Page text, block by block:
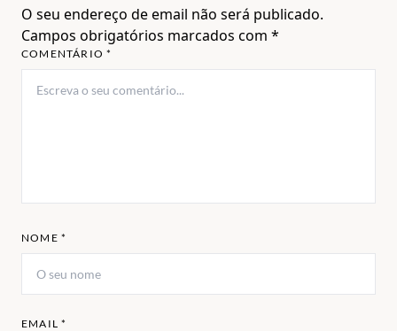
O seu endereço de email não será publicado.
Campos obrigatórios marcados com *
COMENTÁRIO *
NOME *
EMAIL *